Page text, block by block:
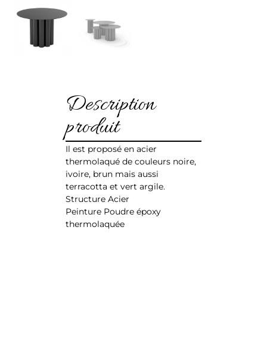
Description
produit
Il est proposé en acier
thermolaqué de couleurs noire,
ivoire, brun mais aussi
terracotta et vert argile.
Structure Acier
Peinture Poudre époxy
thermolaquée